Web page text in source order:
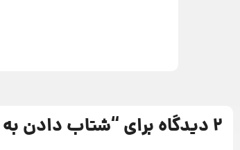
2 دیدگاه برای “ شتاب دادن